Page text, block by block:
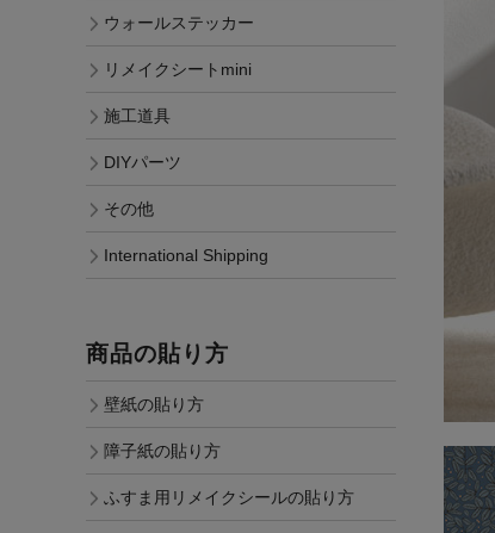
ウォールステッカー
リメイクシートmini
施工道具
DIYパーツ
その他
International Shipping
商品の貼り方
壁紙の貼り方
障子紙の貼り方
ふすま用リメイクシールの貼り方